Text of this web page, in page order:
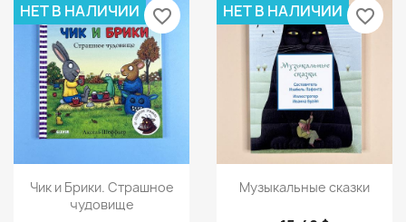
Просмотр
Чик и Брики. Страшное
чудовище
НЕТ В НАЛИЧИИ favorite_border
Просмотр
Музыкальные сказки
НЕТ В НАЛИЧИИ favorite_border